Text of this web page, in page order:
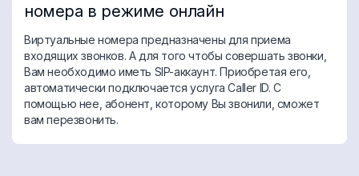
номера в режиме онлайн
Виртуальные номера предназначены для приема
входящих звонков. А для того чтобы совершать звонки,
Вам необходимо иметь SIP-аккаунт. Приобретая его,
автоматически подключается услуга Caller ID. С
помощью нее, абонент, которому Вы звонили, сможет
вам перезвонить.